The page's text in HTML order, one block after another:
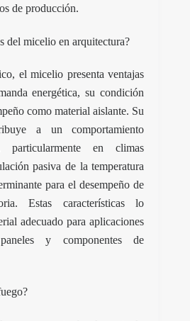
de producción.
del micelio en arquitectura?
el micelio presenta ventajas
energética, su condición
como material aislante. Su
a un comportamiento
particularmente en climas
pasiva de la temperatura
para el desempeño de
Estas características lo
adecuado para aplicaciones
y componentes de